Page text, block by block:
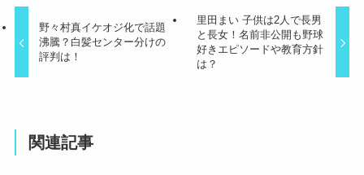
野々村真イケオジ化で話題
沸騰？白髪センター分けの
評判は！
里田まい 子供は2人で長男
と長女！名前非公開も野球
好きエピソードや教育方針
は？
関連記事